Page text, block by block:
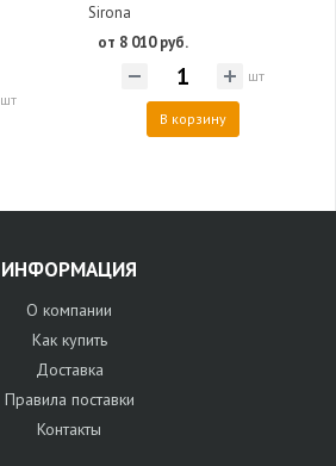
шт
Sirona
от 8 010 руб.
шт
В корзину
ИНФОРМАЦИЯ
О компании
Как купить
Доставка
Правила поставки
Контакты